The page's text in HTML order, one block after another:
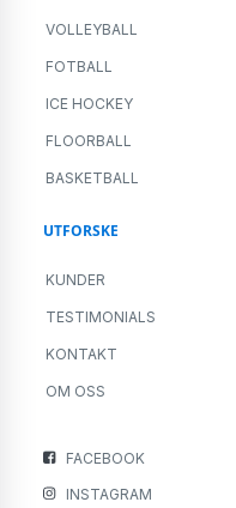
VOLLEYBALL
FOTBALL
ICE HOCKEY
FLOORBALL
BASKETBALL
UTFORSKE
KUNDER
TESTIMONIALS
KONTAKT
OM OSS
FACEBOOK
INSTAGRAM